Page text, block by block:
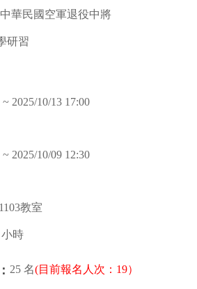
華民國空軍退役中將
研習
2025/10/13 17:00
2025/10/09 12:30
教室
小時
25 名(目前報名人次：19）